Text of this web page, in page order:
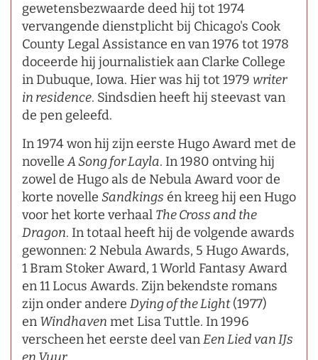
gewetensbezwaarde deed hij tot 1974
vervangende dienstplicht bij Chicago's Cook
County Legal Assistance en van 1976 tot 1978
doceerde hij journalistiek aan Clarke College
in Dubuque, Iowa. Hier was hij tot 1979 writer
in residence. Sindsdien heeft hij steevast van
de pen geleefd.
In 1974 won hij zijn eerste Hugo Award met de
novelleA Song for Layla. In 1980 ontving hij
zowel de Hugo als de Nebula Award voor de
korte novelle Sandkings én kreeg hij een Hugo
voor het korte verhaal The Cross and the
Dragon. In totaal heeft hij de volgende awards
gewonnen: 2 Nebula Awards, 5 Hugo Awards,
1 Bram Stoker Award, 1 World Fantasy Award
en 11 Locus Awards. Zijn bekendste romans
zijn onder andere Dying of the Light(1977)
en Windhaven met Lisa Tuttle. In 1996
verscheen het eerste deel vanEen Lied van IJs